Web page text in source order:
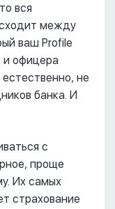
вся
между
ваш Profile
и офицера
не
банка. И
с
проще
Их самых
страхование